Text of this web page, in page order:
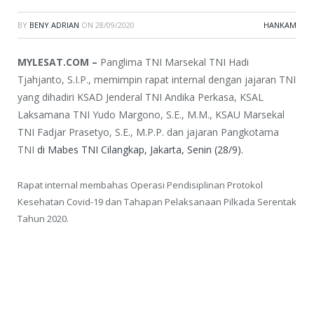
BY BENY ADRIAN ON 28/09/2020 HANKAM
MYLESAT.COM – Panglima TNI Marsekal TNI Hadi
Tjahjanto, S.I.P., memimpin rapat internal dengan jajaran TNI
yang dihadiri KSAD Jenderal TNI Andika Perkasa, KSAL
Laksamana TNI Yudo Margono, S.E., M.M., KSAU Marsekal
TNI Fadjar Prasetyo, S.E., M.P.P. dan jajaran Pangkotama
TNI di Mabes TNI Cilangkap, Jakarta, Senin (28/9).
Rapat internal membahas Operasi Pendisiplinan Protokol
Kesehatan Covid-19 dan Tahapan Pelaksanaan Pilkada Serentak
Tahun 2020.